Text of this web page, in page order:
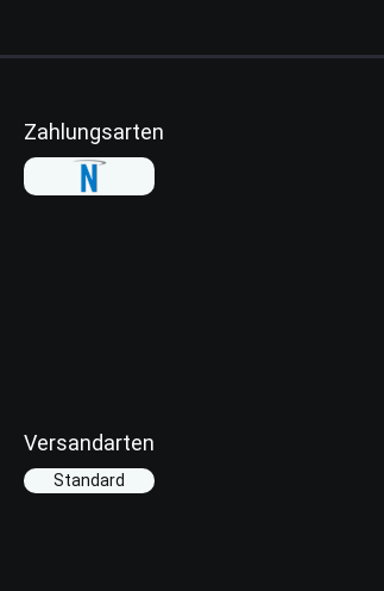
Zahlungsarten
Versandarten
Standard